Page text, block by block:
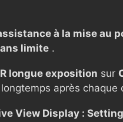
à la mise au
limite .
longue exposition sur
après chaque
View Display :